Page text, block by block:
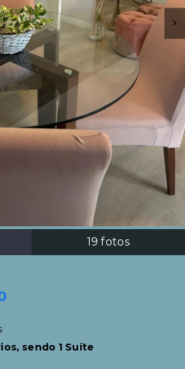
19 fotos
sendo 1 Suíte